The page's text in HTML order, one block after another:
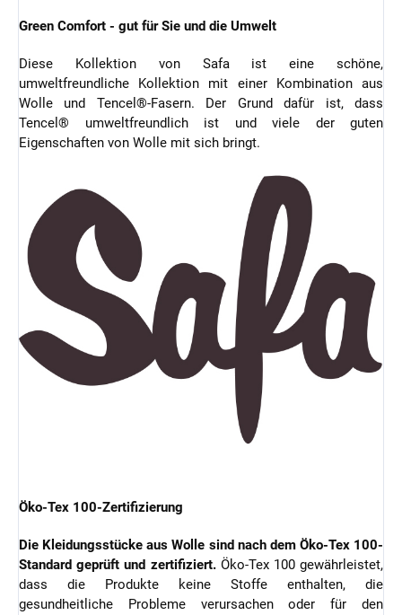
Green Comfort - gut für Sie und die Umwelt
Diese Kollektion von Safa ist eine schöne,
umweltfreundliche Kollektion mit einer Kombination aus
Wolle und Tencel®-Fasern. Der Grund dafür ist, dass
Tencel® umweltfreundlich ist und viele der guten
Eigenschaften von Wolle mit sich bringt.
Öko-Tex 100-Zertifizierung
Die Kleidungsstücke aus Wolle sind nach dem Öko-Tex 100-
Standard geprüft und zertifiziert.Öko-Tex 100 gewährleistet,
dass die Produkte keine Stoffe enthalten, die
gesundheitliche Probleme verursachen oder für den